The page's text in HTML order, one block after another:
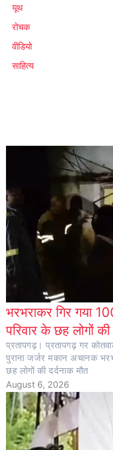
यूथ
रोचक
वीडियो
साहित्य
भरभराकर गिर गया
परिवार के छह लोगों
प्रतापगढ़। प्रतापगढ़ गर
पुराना जर्जर मकान अचानक
छह लोगों की दर्दनाक मौत
August 6, 2026